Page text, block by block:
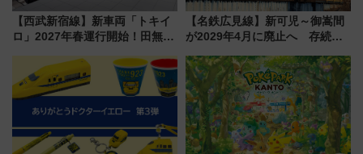
【西武新宿線】新車両「トキイ
ロ」2027年春運行開始！田無・
「第2弾」も
【名鉄広見線】新可児～御嵩間
が2029年4月に廃止へ 存続協